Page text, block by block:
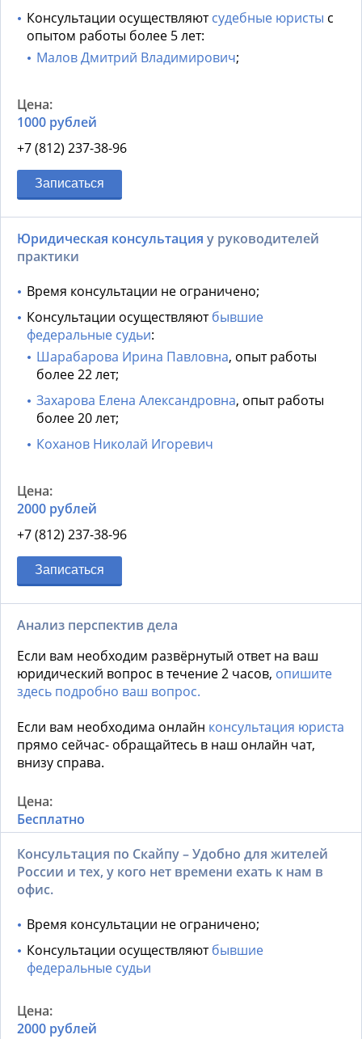
Консультации осуществляютсудебные юристы с
опытом работы более 5 лет:
Малов Дмитрий Владимирович;
1000 рублей
+7 (812) 237-38-96
Записаться
Юридическая консультация у руководителей
практики
Время консультации не ограничено;
Консультации осуществляютбывшие
федеральные судьи:
Шарабарова Ирина Павловна, опыт работы
более 22 лет;
Захарова Елена Александровна, опыт работы
более 20 лет;
Коханов Николай Игоревич
2000 рублей
+7 (812) 237-38-96
Записаться
Анализ перспектив дела
Если вам необходим развёрнутый ответ на ваш
юридический вопрос в течение 2 часов, опишите
здесь подробно ваш вопрос.
Если вам необходима онлайн консультация юриста
прямо сейчас- обращайтесь в наш онлайн чат,
внизу справа.
Бесплатно
Консультация по Скайпу – Удобно для жителей
России и тех, у кого нет времени ехать к нам в
офис.
Время консультации не ограничено;
Консультации осуществляютбывшие
федеральные судьи
2000 рублей